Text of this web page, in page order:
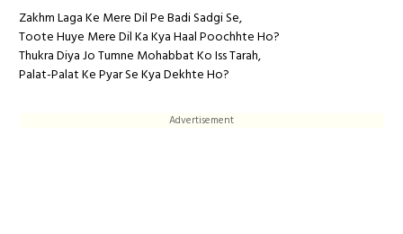
Zakhm Laga Ke Mere Dil Pe Badi Sadgi Se,
Toote Huye Mere Dil Ka Kya Haal Poochhte Ho?
Thukra Diya Jo Tumne Mohabbat Ko Iss Tarah,
Palat-Palat Ke Pyar Se Kya Dekhte Ho?
Advertisement